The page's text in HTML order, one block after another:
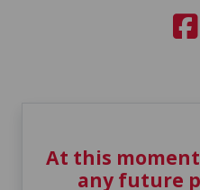
At this
any future